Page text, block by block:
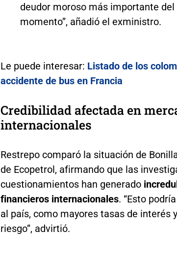
deudor moroso más importante del
momento”, añadió el exministro.
Le puede interesar: Listado de los
accidente de bus en Francia
Credibilidad afectada en
internacionales
Restrepo comparó la situación de
de Ecopetrol, afirmando que las
cuestionamientos han generado
financieros internacionales. “Esto
al país, como mayores tasas de interés
riesgo”, advirtió.